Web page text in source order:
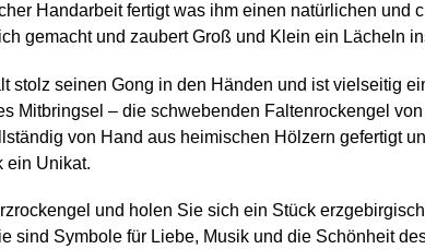
Handarbeit fertigt was ihm einen natürlichen und
gemacht und zaubert Groß und Klein ein Lächeln
stolz seinen Gong in den Händen und ist vielseitig
Mitbringsel – die schwebenden Faltenrockengel
von Hand aus heimischen Hölzern gefertigt
ein Unikat.
und holen Sie sich ein Stück
sind Symbole für Liebe, Musik und die Schönheit